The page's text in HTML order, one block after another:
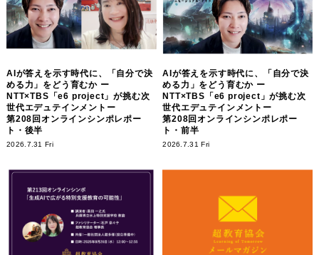
AIが答えを示す時代に、「自分で決
める力」をどう育むか ー
NTT×TBS「e6 project」が挑む次
世代エデュテインメントー
第208回オンラインシンポレポー
ト・後半
2026.7.31 Fri
AIが答えを示す時代に、「自分で決
める力」をどう育むか ー
NTT×TBS「e6 project」が挑む次
世代エデュテインメントー
第208回オンラインシンポレポー
ト・前半
2026.7.31 Fri